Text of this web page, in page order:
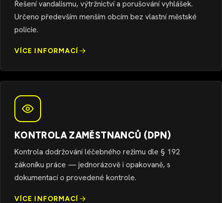
Řešení vandalismu, výtržnictví a porušování vyhlášek.
Určeno především menším obcím bez vlastní městské
policie.
VÍCE INFORMACÍ
KONTROLA ZAMĚSTNANCŮ (DPN)
Kontrola dodržování léčebného režimu dle § 192
zákoníku práce — jednorázově i opakovaně, s
dokumentací o provedené kontrole.
VÍCE INFORMACÍ